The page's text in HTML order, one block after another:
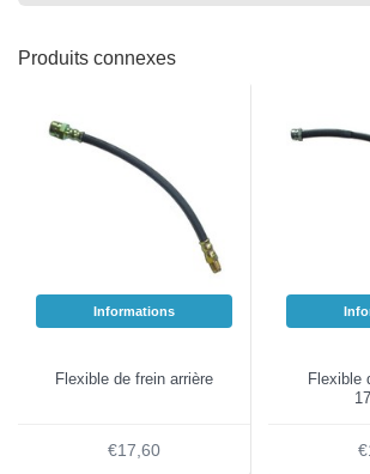
Produits connexes
Informations
Flexible de frein arrière
€17,60
Flexible